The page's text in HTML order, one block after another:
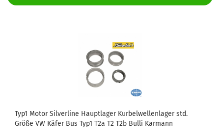
Typ1 Motor Silverline Hauptlager Kurbelwellenlager std.
Größe VW Käfer Bus Typ1 T2a T2 T2b Bulli Karmann